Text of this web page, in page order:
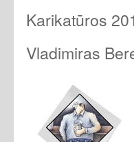
Karikatūros
Vladimiras